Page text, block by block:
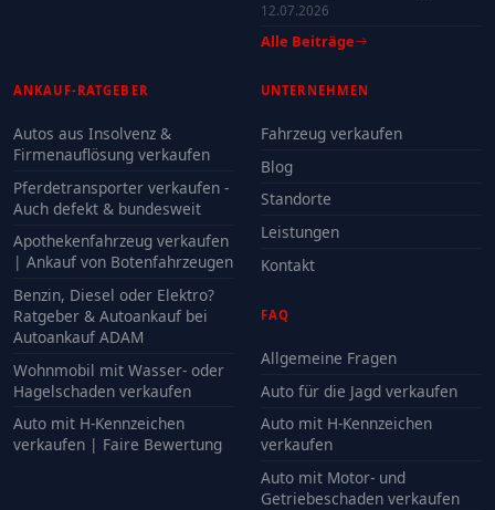
12.07.2026
Alle Beiträge
ANKAUF-RATGEBER
Autos aus Insolvenz &
Firmenauflösung verkaufen
Pferdetransporter verkaufen -
Auch defekt & bundesweit
Apothekenfahrzeug verkaufen
| Ankauf von Botenfahrzeugen
Benzin, Diesel oder Elektro?
Ratgeber & Autoankauf bei
Autoankauf ADAM
Wohnmobil mit Wasser- oder
Hagelschaden verkaufen
Auto mit H-Kennzeichen
verkaufen | Faire Bewertung
UNTERNEHMEN
Fahrzeug verkaufen
Blog
Standorte
Leistungen
Kontakt
FAQ
Allgemeine Fragen
Auto für die Jagd verkaufen
Auto mit H-Kennzeichen
verkaufen
Auto mit Motor- und
Getriebeschaden verkaufen